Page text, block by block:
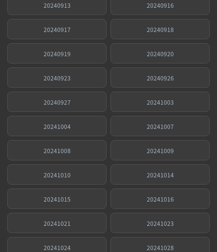
20240913 20240916
20240917 20240918
20240919 20240920
20240923 20240926
20240927 20241003
20241004 20241007
20241008 20241009
20241010 20241014
20241015 20241016
20241021 20241023
20241024 20241028